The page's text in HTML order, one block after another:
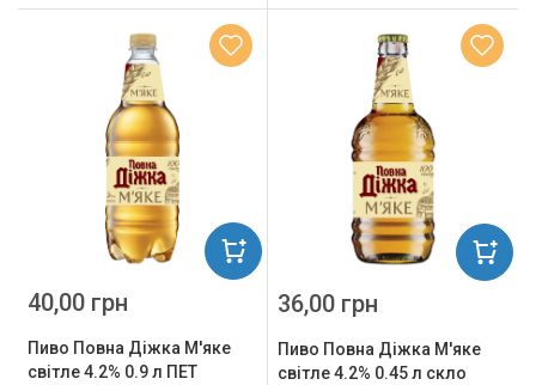
Пиво Повна Діжка М'яке
світле 4.2% 0.9 л ПЕТ
40,00 грн
Пиво Повна Діжка М'яке
світле 4.2% 0.45 л скло
36,00 грн